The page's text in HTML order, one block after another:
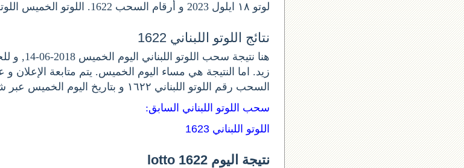
لوتو ١٨ ايلول 2023 و أرقام السحب 1622. اللوتو الخميس اللوتو اللبناني اليوم الخميس من.
نتائج اللوتو اللبناني 1622
هنا نتيجة
زيد. اما النتيجة هي مساء اليوم الخميس. يتم متابعة الإعلان و
السحب رقم اللوتو اللبناني ١٦٢٢
و بتاريخ اليوم الخميس عبر
سحب اللوتو اللبناني السابق:
اللوتو اللبناني 1623
نتيجة اليوم lotto 1622